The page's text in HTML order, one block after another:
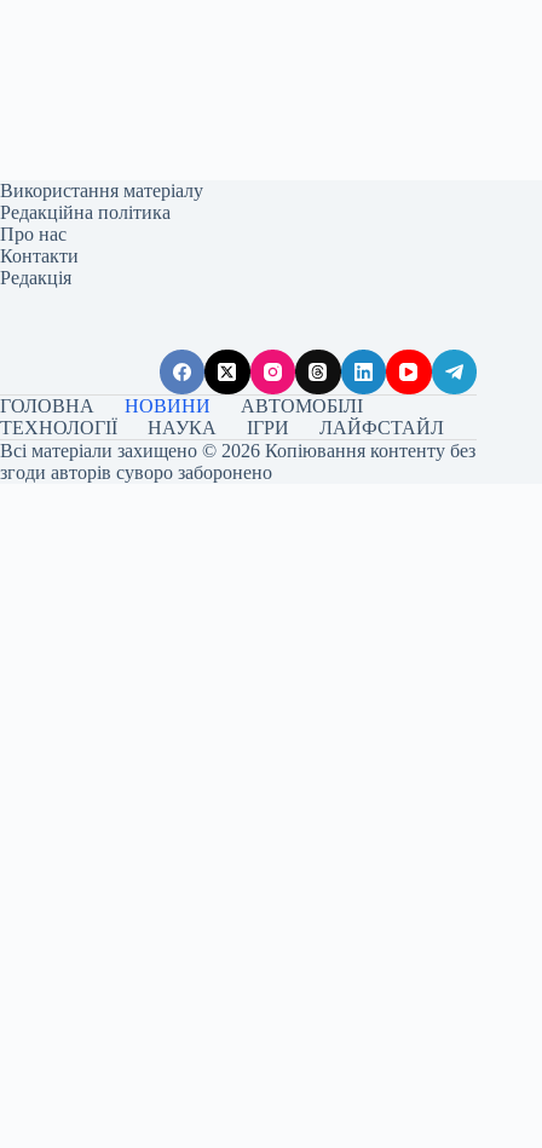
Використання матеріалу
Редакційна політика
Про нас
Контакти
Редакція
ГОЛОВНА НОВИНИ
АВТОМОБІЛІ
ТЕХНОЛОГІЇ
НАУКА ІГРИ
ЛАЙФСТАЙЛ
Всі матеріали захищено © 2026 Копіювання контенту без
згоди авторів суворо заборонено